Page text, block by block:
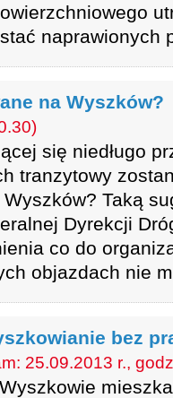
naprawionych
na Wyszków?
się niedługo
tranzytowy
Taką
Dyrekcji
co do
objazdach nie
bez
25.09.2013 r.,